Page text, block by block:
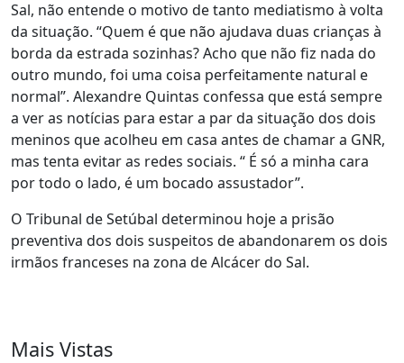
Sal, não entende o motivo de tanto mediatismo à volta
da situação. “Quem é que não ajudava duas crianças à
borda da estrada sozinhas? Acho que não fiz nada do
outro mundo, foi uma coisa perfeitamente natural e
normal”. Alexandre Quintas confessa que está sempre
a ver as notícias para estar a par da situação dos dois
meninos que acolheu em casa antes de chamar a GNR,
mas tenta evitar as redes sociais. “ É só a minha cara
por todo o lado, é um bocado assustador”.
O Tribunal de Setúbal determinou hoje a prisão
preventiva dos dois suspeitos de abandonarem os dois
irmãos franceses na zona de Alcácer do Sal.
Mais Vistas